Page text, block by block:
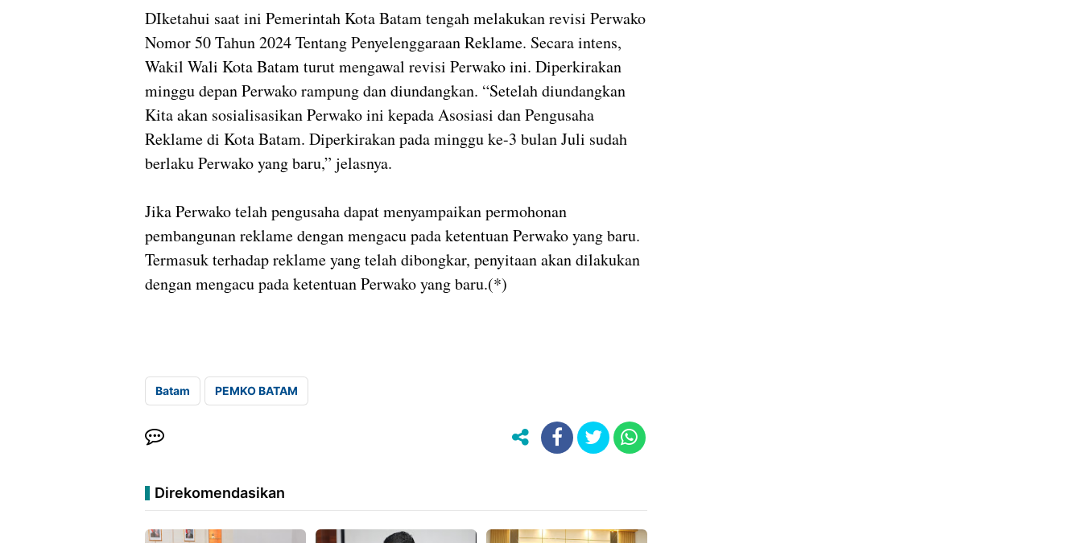
DIketahui saat ini Pemerintah Kota Batam tengah melakukan revisi Perwako
Nomor 50 Tahun 2024 Tentang Penyelenggaraan Reklame. Secara intens,
Wakil Wali Kota Batam turut mengawal revisi Perwako ini. Diperkirakan
minggu depan Perwako rampung dan diundangkan. “Setelah diundangkan
Kita akan sosialisasikan Perwako ini kepada Asosiasi dan Pengusaha
Reklame di Kota Batam. Diperkirakan pada minggu ke-3 bulan Juli sudah
berlaku Perwako yang baru,” jelasnya.
Jika Perwako telah pengusaha dapat menyampaikan permohonan
pembangunan reklame dengan mengacu pada ketentuan Perwako yang baru.
Termasuk terhadap reklame yang telah dibongkar, penyitaan akan dilakukan
dengan mengacu pada ketentuan Perwako yang baru.(*)
Batam PEMKO BATAM
Direkomendasikan